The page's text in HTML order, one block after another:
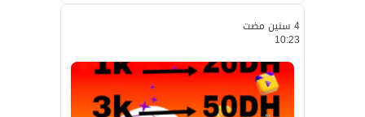
4 سنين مضت
10:23